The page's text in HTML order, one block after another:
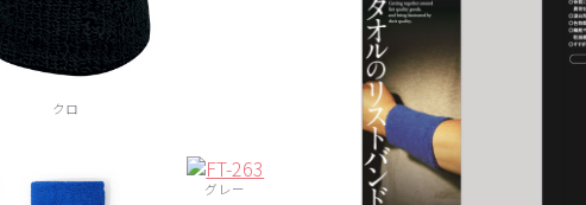
クロ
グレー